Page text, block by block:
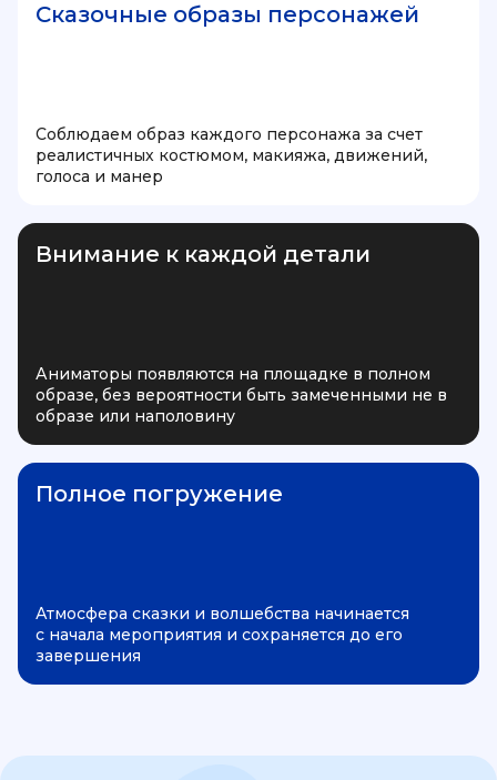
Сказочные образы персонажей
Соблюдаем образ каждого персонажа за счет
реалистичных костюмом, макияжа, движений,
голоса и манер
Внимание к каждой детали
Аниматоры появляются на площадке в полном
образе, без вероятности быть замеченными не в
образе или наполовину
Полное погружение
Атмосфера сказки и волшебства начинается
с начала мероприятия и сохраняется до его
завершения